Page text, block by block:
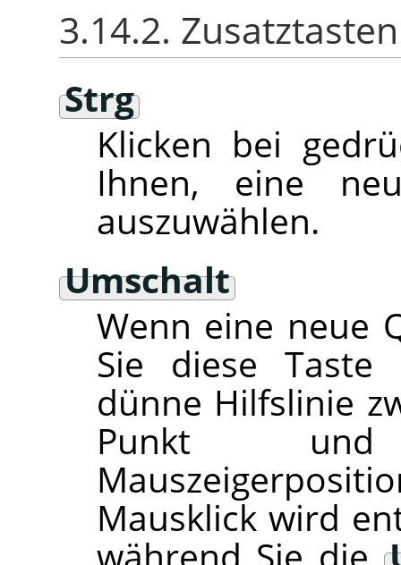
3.14.2. Zusatztasten
Strg
Klicken bei
Ihnen, eine
auszuwählen.
Umschalt
Wenn eine neue
Sie diese Taste
dünne Hilfslinie
Punkt
Mausklick wird